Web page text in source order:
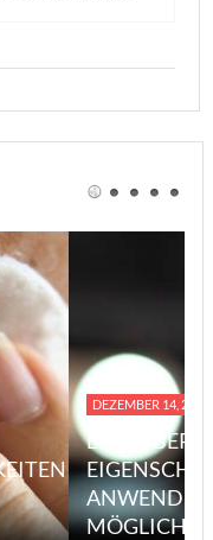
DEZEMBER 14, 2023
EINE
MÖGLICHE